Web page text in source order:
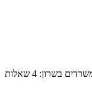
ניקיון משרדים בשרון: 4 שאלות